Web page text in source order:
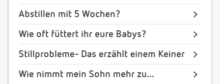
Abstillen mit 5 Wochen?
Wie oft füttert ihr eure Babys?
Stillprobleme- Das erzählt einem Keiner
Wie nimmt mein Sohn mehr zu...